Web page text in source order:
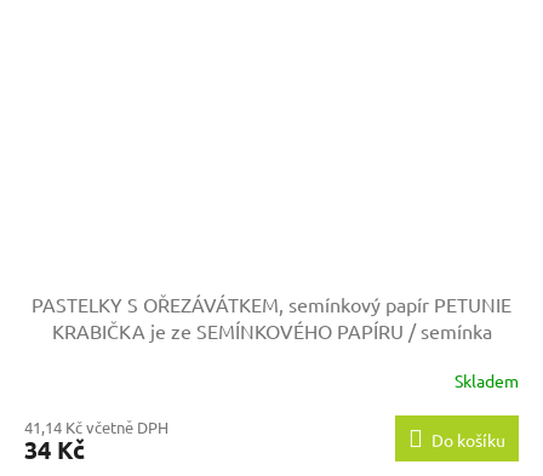
PASTELKY S OŘEZÁVÁTKEM, semínkový papír PETUNIE
KRABIČKA je ze SEMÍNKOVÉHO PAPÍRU / semínka
Skladem
41,14 Kč včetně DPH
34 Kč Do košíku